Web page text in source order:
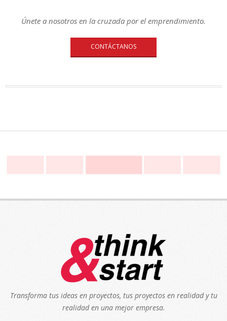
Únete a nosotros en la cruzada por el emprendimiento.
CONTÁCTANOS
Transforma tus ideas en proyectos, tus proyectos en realidad y tu
realidad en una mejor empresa.